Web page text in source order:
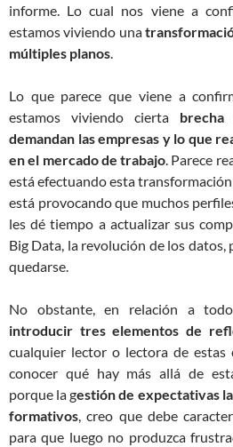
informe. Lo cual nos viene a
estamos viviendo una
múltiples planos
Lo que parece que viene a
estamos viviendo cierta brecha
demandan las empresas y lo que
en el mercado de trabajo . Parece
está efectuando esta
está provocando que muchos
les dé tiempo a actualizar sus
Big Data, la revolución de los datos,
quedarse.
No obstante, en relación a
introducir tres elementos de
cualquier lector o lectora de estas
conocer qué hay más allá de
porque la gestión de expectativas
formativos , creo que debe
para que luego no produzca